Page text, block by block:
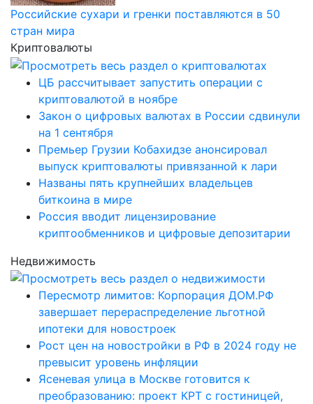
Российские сухари и гренки поставляются в 50
стран мира
Криптовалюты
ЦБ рассчитывает запустить операции с
криптовалютой в ноябре
Закон о цифровых валютах в России сдвинули
на 1 сентября
Премьер Грузии Кобахидзе анонсировал
выпуск криптовалюты привязанной к лари
Названы пять крупнейших владельцев
биткоина в мире
Россия вводит лицензирование
криптообменников и цифровые депозитарии
Недвижимость
Пересмотр лимитов: Корпорация ДОМ.РФ
завершает перераспределение льготной
ипотеки для новостроек
Рост цен на новостройки в РФ в 2024 году не
превысит уровень инфляции
Ясеневая улица в Москве готовится к
преобразованию: проект КРТ с гостиницей,